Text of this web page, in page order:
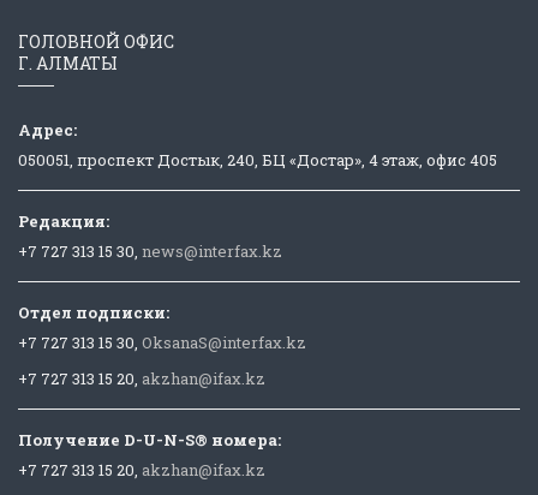
ГОЛОВНОЙ ОФИС
Г. АЛМАТЫ
Адрес:
050051, проспект Достык, 240, БЦ «Достар», 4 этаж, офис 405
Редакция:
+7 727 313 15 30, news@interfax.kz
Отдел подписки:
+7 727 313 15 30, OksanaS@interfax.kz
+7 727 313 15 20, akzhan@ifax.kz
Получение D-U-N-S® номера:
+7 727 313 15 20, akzhan@ifax.kz